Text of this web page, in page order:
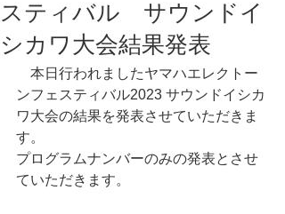
スティバル サウンドイ
シカワ大会結果発表
本日行われましたヤマハエレクトー
ンフェスティバル2023 サウンドイシカ
ワ大会の結果を発表させていただきま
す。
プログラムナンバーのみの発表とさせ
ていただきます。